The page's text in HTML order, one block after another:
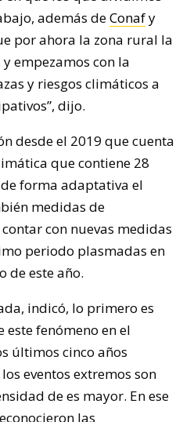
además deConafy
por ahora la zona rural la
empezamos con la
y riesgos climáticos a
dijo.
desde el 2019 que cuenta
que contiene 28
forma adaptativa el
medidas de
con nuevas medidas
periodo plasmadas en
de este año.
indicó, lo primero es
fenómeno en el
últimos cinco años
eventos extremos son
de es mayor. En ese
las